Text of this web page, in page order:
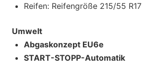
Reifen: Reifengröße 215/55 R17
Umwelt
Abgaskonzept EU6e
START-STOPP-Automatik